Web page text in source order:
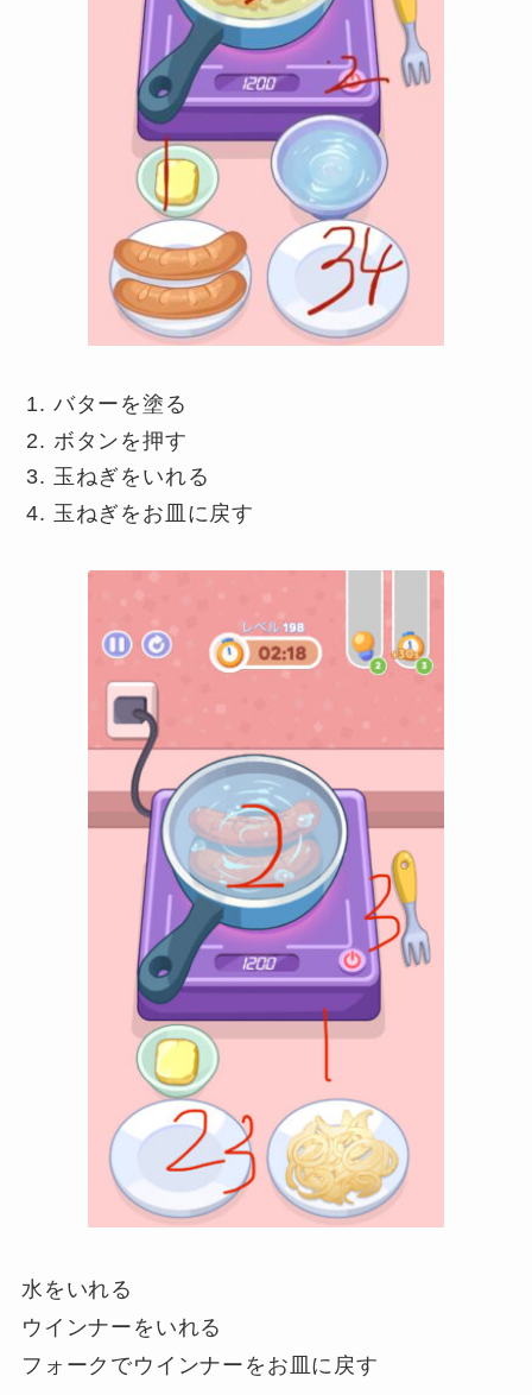
バターを塗る
ボタンを押す
玉ねぎをいれる
玉ねぎをお皿に戻す
水をいれる
ウインナーをいれる
フォークでウインナーをお皿に戻す